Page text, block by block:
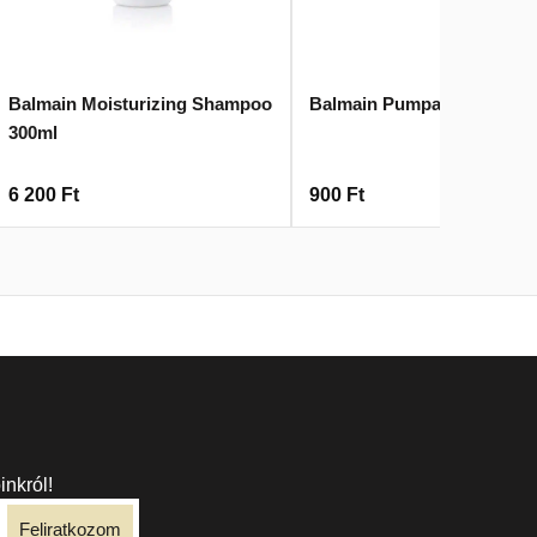
Balmain Moisturizing Shampoo
300ml
6 200 Ft
Balmain Pumpa 1L Fehér
900 Ft
Feliratkozom